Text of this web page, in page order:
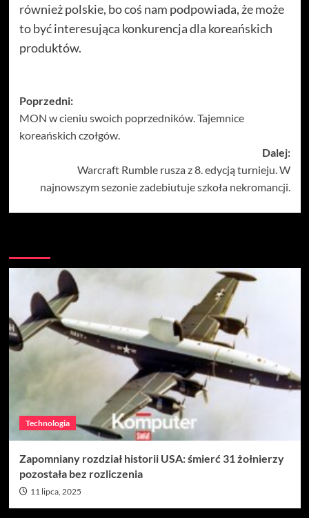
również polskie, bo coś nam podpowiada, że może
to być interesująca konkurencja dla koreańskich
produktów.
Zobacz
wpisy
Poprzedni:
MON w cieniu swoich poprzedników. Tajemnice
koreańskich czołgów.
Dalej:
Warcraft Rumble rusza z 8. edycją turnieju. W
najnowszym sezonie zadebiutuje szkoła nekromancji.
Technologia
Zapomniany rozdział historii USA: śmierć 31 żołnierzy
pozostała bez rozliczenia
11 lipca, 2025